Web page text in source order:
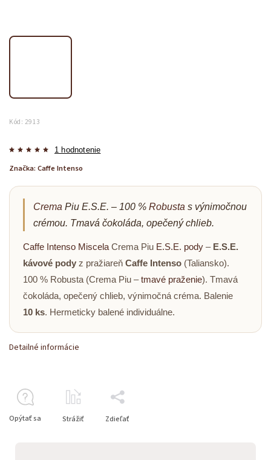
Kód: 2913
1 hodnotenie
Značka: Caffe Intenso
Crema Piu E.S.E. – 100 % Robusta s výnimočnou
crémou. Tmavá čokoláda, opečený chlieb.
Caffe Intenso Miscela Crema Piu E.S.E. pody – E.S.E.
kávové pody z pražiareň Caffe Intenso (Taliansko).
100 % Robusta (Crema Piu –tmavé praženie). Tmavá
čokoláda, opečený chlieb, výnimočná créma. Balenie
10 ks. Herm­eticky balené individuálne.
Detailné informácie
Opýtať sa Strážiť Zdieľať